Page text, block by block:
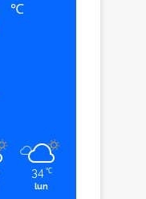
℃
34 ℃
lun